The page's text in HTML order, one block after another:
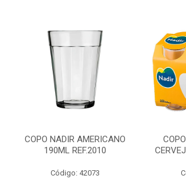
COPO NADIR AMERICANO
190ML REF.2010
Código: 42073